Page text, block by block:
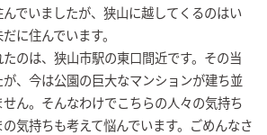
でいましたが、狭山に越してくるのはい
に住んでいます。
のは、狭山市駅の東口間近です。その当
、今は公園の巨大なマンションが建ち並
ん。そんなわけでこちらの人々の気持ち
気持ちも考えて悩んでいます。ごめんなさ